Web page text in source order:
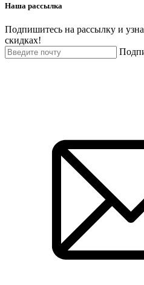
Наша рассылка
Подпишитесь на рассылку и
скидках!